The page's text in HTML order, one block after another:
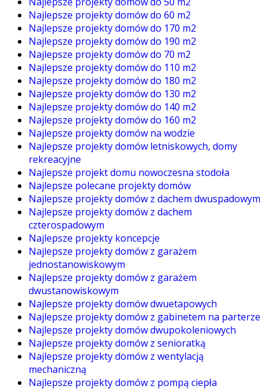
Najlepsze projekty domów do 60 m2
Najlepsze projekty domów do 170 m2
Najlepsze projekty domów do 190 m2
Najlepsze projekty domów do 70 m2
Najlepsze projekty domów do 110 m2
Najlepsze projekty domów do 180 m2
Najlepsze projekty domów do 130 m2
Najlepsze projekty domów do 140 m2
Najlepsze projekty domów do 160 m2
Najlepsze projekty domów na wodzie
Najlepsze projekty domów letniskowych, domy
rekreacyjne
Najlepsze projekt domu nowoczesna stodoła
Najlepsze polecane projekty domów
Najlepsze projekty domów z dachem dwuspadowym
Najlepsze projekty domów z dachem
czterospadowym
Najlepsze projekty koncepcje
Najlepsze projekty domów z garażem
jednostanowiskowym
Najlepsze projekty domów z garażem
dwustanowiskowym
Najlepsze projekty domów dwuetapowych
Najlepsze projekty domów z gabinetem na parterze
Najlepsze projekty domów dwupokoleniowych
Najlepsze projekty domów z senioratką
Najlepsze projekty domów z wentylacją
mechaniczną
Najlepsze projekty domów z pompą ciepła